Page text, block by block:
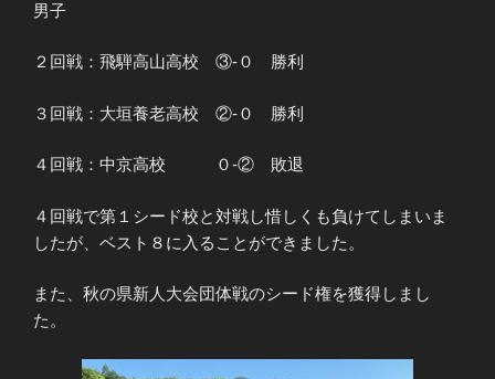
男子
２回戦：飛騨高山高校 ③-０ 勝利
３回戦：大垣養老高校 ②-０ 勝利
４回戦：中京高校 ０-② 敗退
４回戦で第１シード校と対戦し惜しくも負けてしまいま
したが、ベスト８に入ることができました。
また、秋の県新人大会団体戦のシード権を獲得しまし
た。